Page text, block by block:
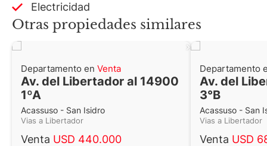
Electricidad
Otras propiedades similares
Departamento en Venta
Av. del Libertador al 14900
1ºA
Acassuso - San Isidro
Vias a Libertador
Venta USD 440.000
Departamento
Av. del
3°B
Acassuso - San
Vias a Libertador
Venta USD